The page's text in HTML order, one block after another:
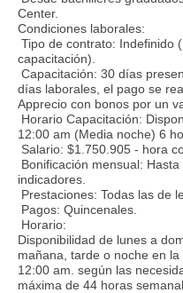
Center.
Condiciones laborales:
Tipo de contrato: Indefinido
capacitación).
Capacitación: 30 días
días laborales, el pago se
Apprecio con bonos por un
Horario Capacitación:
12:00 am (Media noche) 6
Salario: $1.750.905 - hora
Bonificación mensual:
indicadores.
Prestaciones: Todas las de
Pagos: Quincenales.
Horario:
Disponibilidad de lunes a
mañana, tarde o noche en
12:00 am. según las
máxima de 44 horas